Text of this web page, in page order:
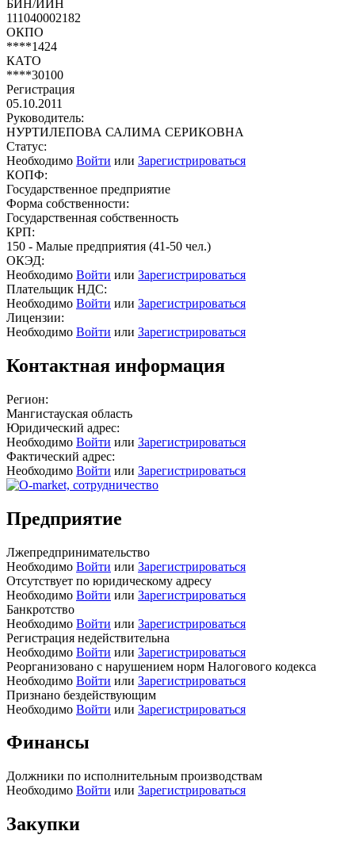
БИН/ИИН
111040002182
ОКПО
****1424
КАТО
****30100
Регистрация
05.10.2011
Руководитель:
НУРТИЛЕПОВА САЛИМА СЕРИКОВНА
Статус:
Необходимо Войти или Зарегистрироваться
КОПФ:
Государственное предприятие
Форма собственности:
Государственная собственность
КРП:
150 - Малые предприятия (41-50 чел.)
ОКЭД:
Необходимо Войти или Зарегистрироваться
Плательщик НДС:
Необходимо Войти или Зарегистрироваться
Лицензии:
Необходимо Войти или Зарегистрироваться
Контактная информация
Регион:
Мангистауская область
Юридический адрес:
Необходимо Войти или Зарегистрироваться
Фактический адрес:
Необходимо Войти или Зарегистрироваться
Предприятие
Лжепредпринимательство
Необходимо Войти или Зарегистрироваться
Отсутствует по юридическому адресу
Необходимо Войти или Зарегистрироваться
Банкротство
Необходимо Войти или Зарегистрироваться
Регистрация недействительна
Необходимо Войти или Зарегистрироваться
Реорганизовано с нарушением норм Налогового кодекса
Необходимо Войти или Зарегистрироваться
Признано бездействующим
Необходимо Войти или Зарегистрироваться
Финансы
Должники по исполнительным производствам
Необходимо Войти или Зарегистрироваться
Закупки